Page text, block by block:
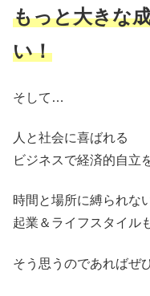
もっと大きな
い！
そして…
人と社会に喜ばれる
ビジネスで経済的自立
時間と場所に縛られな
起業＆ライフスタイル
そう思うのであればぜ